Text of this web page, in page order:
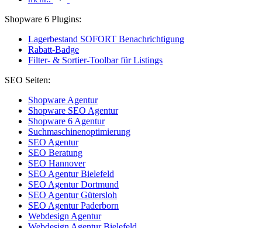
Shopware 6 Plugins:
Lagerbestand SOFORT Benachrichtigung
Rabatt-Badge
Filter- & Sortier-Toolbar für Listings
SEO Seiten:
Shopware Agentur
Shopware SEO Agentur
Shopware 6 Agentur
Suchmaschinenoptimierung
SEO Agentur
SEO Beratung
SEO Hannover
SEO Agentur Bielefeld
SEO Agentur Dortmund
SEO Agentur Gütersloh
SEO Agentur Paderborn
Webdesign Agentur